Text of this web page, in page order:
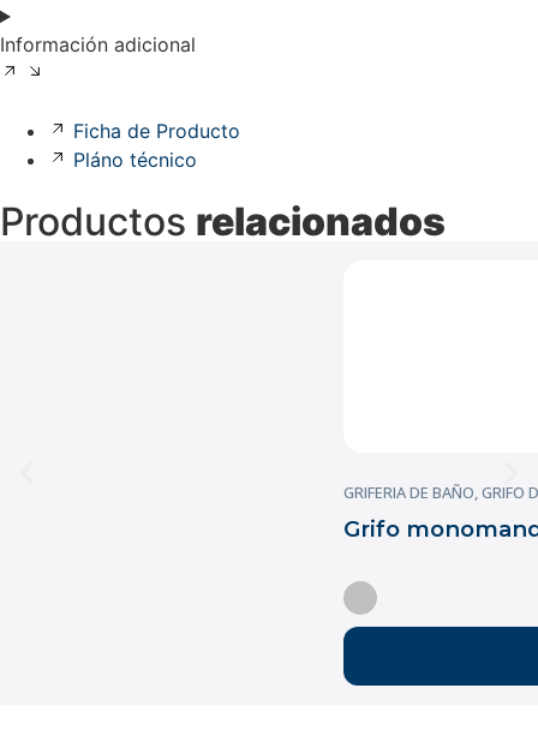
Información adicional
Ficha de Producto
Pláno técnico
Productos relacionados
GRIFERIA DE BAÑO,GRIFO
Grifo